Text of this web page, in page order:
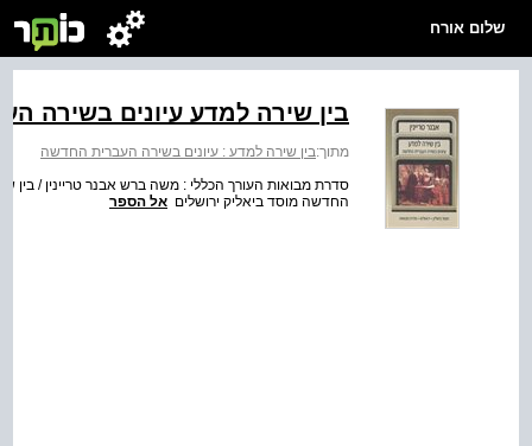
שלום אורח
בין שירה למדע עיונים בשירה
מתוך:בין שירה למדע : עיונים בשירה העברית החדשה
סדרת מבואות העורך הכללי : משה ברש אבנר טריינין / בין
החדשה מוסד ביאליק ירושלים אל הספר